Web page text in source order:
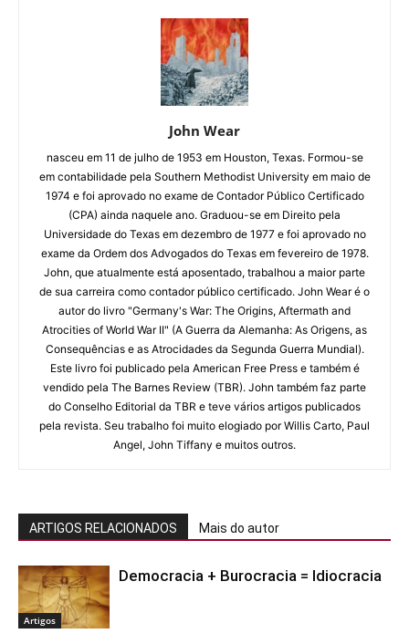
John Wear
nasceu em 11 de julho de 1953 em Houston, Texas. Formou-se
em contabilidade pela Southern Methodist University em maio de
1974 e foi aprovado no exame de Contador Público Certificado
(CPA) ainda naquele ano. Graduou-se em Direito pela
Universidade do Texas em dezembro de 1977 e foi aprovado no
exame da Ordem dos Advogados do Texas em fevereiro de 1978.
John, que atualmente está aposentado, trabalhou a maior parte
de sua carreira como contador público certificado. John Wear é o
autor do livro "Germany's War: The Origins, Aftermath and
Atrocities of World War II" (A Guerra da Alemanha: As Origens, as
Consequências e as Atrocidades da Segunda Guerra Mundial).
Este livro foi publicado pela American Free Press e também é
vendido pela The Barnes Review (TBR). John também faz parte
do Conselho Editorial da TBR e teve vários artigos publicados
pela revista. Seu trabalho foi muito elogiado por Willis Carto, Paul
Angel, John Tiffany e muitos outros.
ARTIGOS RELACIONADOS Mais do autor
Artigos
Democracia + Burocracia = Idiocracia